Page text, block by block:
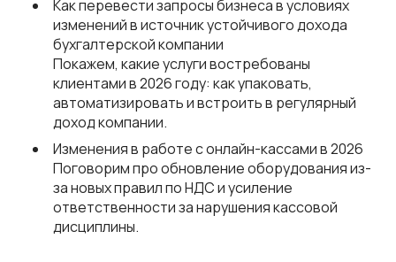
Как перевести запросы бизнеса в условиях
изменений в источник устойчивого дохода
бухгалтерской компании
Покажем, какие услуги востребованы
клиентами в 2026 году: как упаковать,
автоматизировать и встроить в регулярный
доход компании.
Изменения в работе с онлайн-кассами в 2026
Поговорим про обновление оборудования из-
за новых правил по НДС и усиление
ответственности за нарушения кассовой
дисциплины.